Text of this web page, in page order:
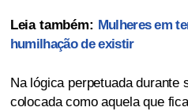
Leia também: Mulheres em
humilhação de existir
Na lógica perpetuada durante
colocada como aquela que